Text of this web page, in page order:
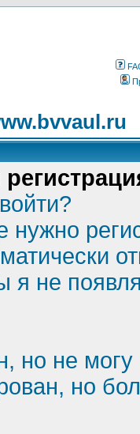
я не
но не могу
но